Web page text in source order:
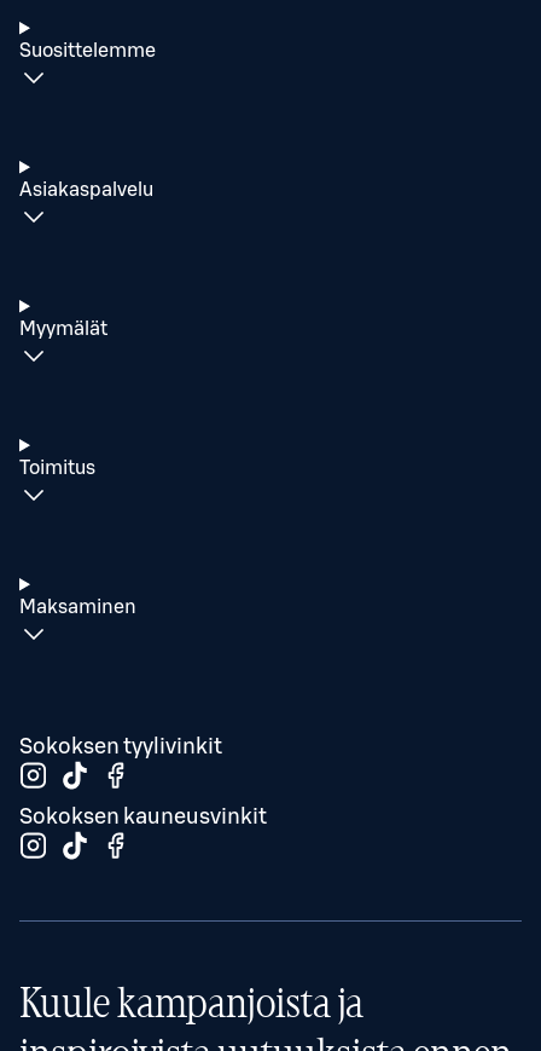
Suosittelemme
Asiakaspalvelu
Myymälät
Toimitus
Maksaminen
Sokoksen tyylivinkit
Sokoksen kauneusvinkit
Kuule kampanjoista ja